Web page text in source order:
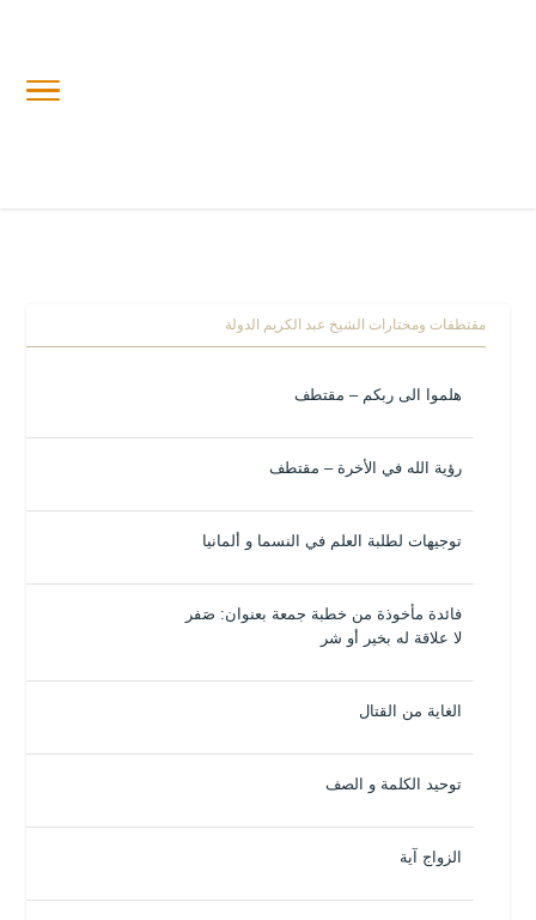
مقتطفات ومختارات الشيخ عبد الكريم الدولة
هلموا الى ربكم – مقتطف
رؤية الله في الأخرة – مقتطف
توجيهات لطلبة العلم في النسما و ألمانيا
فائدة مأخوذة من خطبة جمعة بعنوان: صَفر
لا علاقة له بخير أو شر
الغاية من القتال
توحيد الكلمة و الصف
الزواج آية